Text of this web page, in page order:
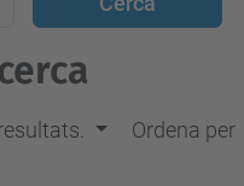
Ordena per